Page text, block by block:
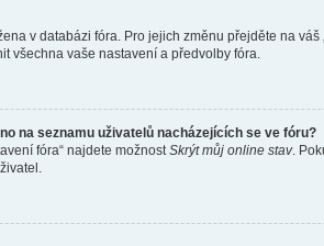
v databázi fóra. Pro jejich změnu přejděte na
všechna vaše nastavení a předvolby fóra.
na seznamu uživatelů nacházejících se ve fóru?
fóra“ najdete možnost Skrýt můj online stav.